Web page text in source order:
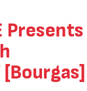
Presents
[Bourgas]